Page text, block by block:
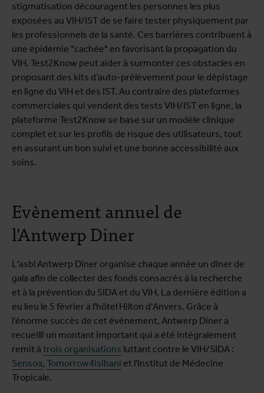
stigmatisation découragent les personnes les plus
exposées au VIH/IST de se faire tester physiquement par
les professionnels de la santé. Ces barrières contribuent à
une épidémie "cachée" en favorisant la propagation du
VIH. Test2Know peut aider à surmonter ces obstacles en
proposant des kits d’auto-prélèvement pour le dépistage
en ligne du VIH et des IST. Au contraire des plateformes
commerciales qui vendent des tests VIH/IST en ligne, la
plateforme Test2Know se base sur un modèle clinique
complet et sur les profils de risque des utilisateurs, tout
en assurant un bon suivi et une bonne accessibilité aux
soins.
Evènement annuel de
l'Antwerp Diner
L'asbl Antwerp Diner organise chaque année un dîner de
gala afin de collecter des fonds consacrés à la recherche
et à la prévention du SIDA et du VIH. La dernière édition a
eu lieu le 5 février à l'hôtel Hilton d'Anvers. Grâce à
l'énorme succès de cet évènement, Antwerp Diner a
recueilli un montant important qui a été intégralement
remit à trois organisations luttant contre le VIH/SIDA :
Sensoa, Tomorrow4isibani et l'Institut de Médecine
Tropicale.